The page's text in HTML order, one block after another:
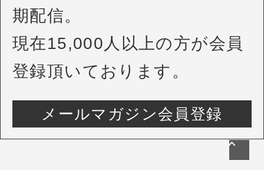
期配信。
現在15,000人以上の方が会員
登録頂いております。
メールマガジン会員登録